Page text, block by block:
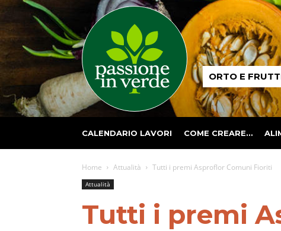
Passione
in ORTO E
CALENDARIO LAVORI COME CREARE…
Home Attualità Tutti i premi Asproflor Comuni Fioriti
Attualità
Tutti i premi